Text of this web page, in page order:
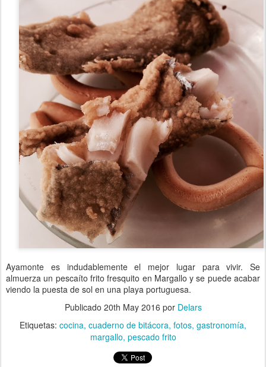
Ayamonte es indudablemente el mejor lugar para vivir. Se
almuerza un pescaíto frito fresquito en Margallo y se puede acabar
viendo la puesta de sol en una playa portuguesa.
Publicado 20th May 2016 por Delars
Etiquetas: cocina cuaderno de bitácora fotos gastronomía
margallo pescado frito